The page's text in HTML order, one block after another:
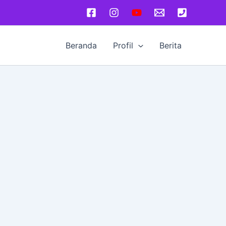
Beranda Profil Berita